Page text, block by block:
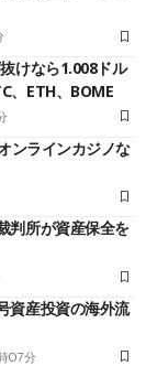
けなら1.008ドル
、ETH、BOME
ンラインカジノな
判所が資産保全を
資産投資の海外流
07分